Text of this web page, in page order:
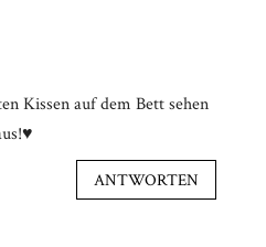
Kissen auf dem Bett sehen
ANTWORTEN